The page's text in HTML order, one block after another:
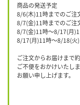
商品の発送予定
8/6(木)11時までのご
8/7(金)11時までのご
8/7(金)11時〜8/17(月
8/17(月)11時〜8/18(
ご注文からお届けまで
ご不便をおかけいたし
お願い申し上げます。